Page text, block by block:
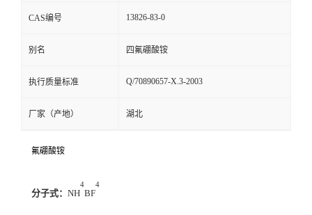
CAS编号 13826-83-0
别名 四氟硼酸铵
执行质量标准 Q/70890657-X.3-2003
厂家（产地） 湖北
氟硼酸铵
分子式： NH
4
BF
4